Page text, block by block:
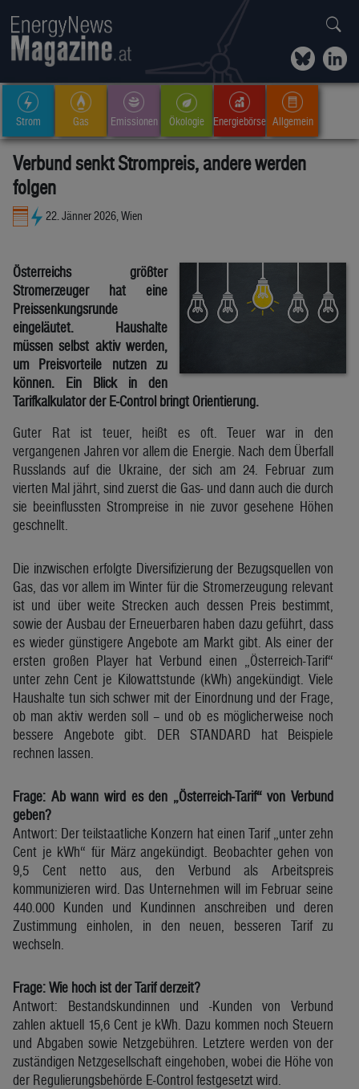
Strom Gas Emissionen Ökologie Energiebörse Allgemein
Verbund senkt Strompreis, andere werden
folgen
22. Jänner 2026, Wien
Österreichs größter
Stromerzeuger hat eine
Preissenkungsrunde
eingeläutet. Haushalte
müssen selbst aktiv werden,
um Preisvorteile nutzen zu
können. Ein Blick in den
Tarifkalkulator der E-Control bringt Orientierung.
Guter Rat ist teuer, heißt es oft. Teuer war in den
vergangenen Jahren vor allem die Energie. Nach dem Überfall
Russlands auf die Ukraine, der sich am 24. Februar zum
vierten Mal jährt, sind zuerst die Gas- und dann auch die durch
sie beeinflussten Strompreise in nie zuvor gesehene Höhen
geschnellt.
Die inzwischen erfolgte Diversifizierung der Bezugsquellen von
Gas, das vor allem im Winter für die Stromerzeugung relevant
ist und über weite Strecken auch dessen Preis bestimmt,
sowie der Ausbau der Erneuerbaren haben dazu geführt, dass
es wieder günstigere Angebote am Markt gibt. Als einer der
ersten großen Player hat Verbund einen „Österreich-Tarif“
unter zehn Cent je Kilowattstunde (kWh) angekündigt. Viele
Haushalte tun sich schwer mit der Einordnung und der Frage,
ob man aktiv werden soll – und ob es möglicherweise noch
bessere Angebote gibt. DER STANDARD hat Beispiele
rechnen lassen.
Frage: Ab wann wird es den „Österreich-Tarif“ von Verbund
geben?
Antwort: Der teilstaatliche Konzern hat einen Tarif „unter zehn
Cent je kWh“ für März angekündigt. Beobachter gehen von
9,5 Cent netto aus, den Verbund als Arbeitspreis
kommunizieren wird. Das Unternehmen will im Februar seine
440.000 Kunden und Kundinnen anschreiben und deren
Zustimmung einholen, in den neuen, besseren Tarif zu
wechseln.
Frage: Wie hoch ist der Tarif derzeit?
Antwort: Bestandskundinnen und -Kunden von Verbund
zahlen aktuell 15,6 Cent je kWh. Dazu kommen noch Steuern
und Abgaben sowie Netzgebühren. Letztere werden von der
zuständigen Netzgesellschaft eingehoben, wobei die Höhe von
der Regulierungsbehörde E-Control festgesetzt wird.